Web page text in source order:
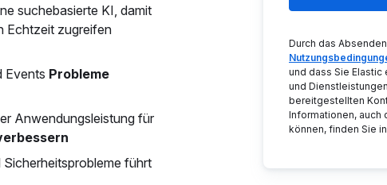
suchebasierte KI, damit
Echtzeit zugreifen
Events Probleme
Anwendungsleistung für
führt
Durch das
und dass Sie
und
bereitgestellten
Informationen, auch
können, finden Sie